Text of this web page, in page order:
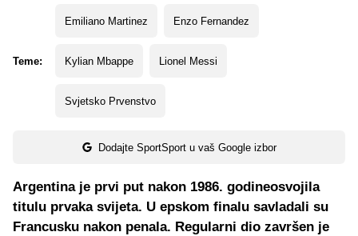
Teme:
Emiliano Martinez Enzo Fernandez
Kylian Mbappe Lionel Messi
Svjetsko Prvenstvo
Dodajte SportSport u vaš Google izbor
Argentina je prvi put nakon 1986. godineosvojila
titulu prvaka svijeta. U epskom finalu savladali su
Francusku nakon penala. Regularni dio završen je